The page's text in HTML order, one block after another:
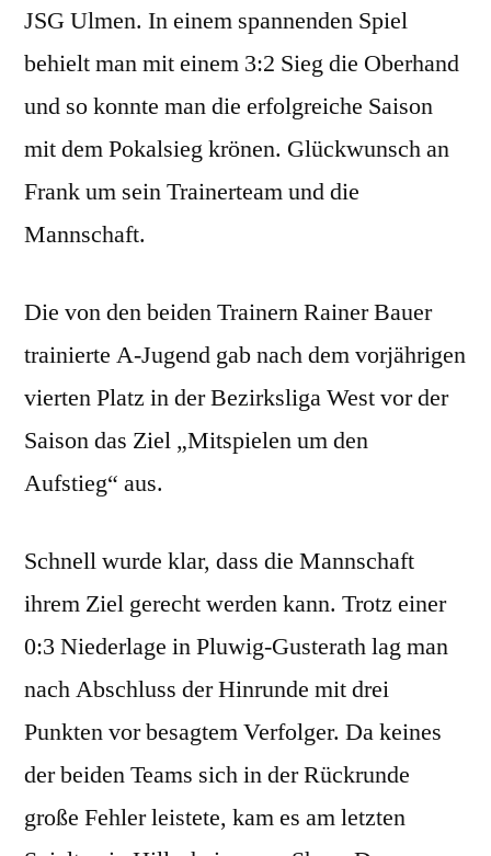
JSG Ulmen. In einem spannenden Spiel
behielt man mit einem 3:2 Sieg die Oberhand
und so konnte man die erfolgreiche Saison
mit dem Pokalsieg krönen. Glückwunsch an
Frank um sein Trainerteam und die
Mannschaft.
Die von den beiden Trainern Rainer Bauer
trainierte A-Jugend gab nach dem vorjährigen
vierten Platz in der Bezirksliga West vor der
Saison das Ziel „Mitspielen um den
Aufstieg“ aus.
Schnell wurde klar, dass die Mannschaft
ihrem Ziel gerecht werden kann. Trotz einer
0:3 Niederlage in Pluwig-Gusterath lag man
nach Abschluss der Hinrunde mit drei
Punkten vor besagtem Verfolger. Da keines
der beiden Teams sich in der Rückrunde
große Fehler leistete, kam es am letzten